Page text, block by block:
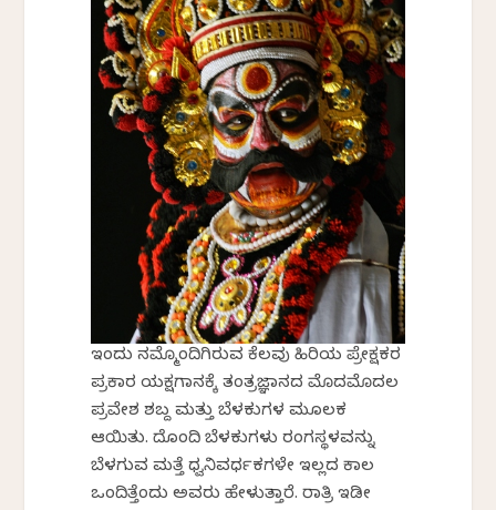
ಇಂದು ನಮ್ಮೊಂದಿಗಿರುವ ಕೆಲವು ಹಿರಿಯ ಪ್ರೇಕ್ಷಕರ
ಪ್ರಕಾರ ಯಕ್ಷಗಾನಕ್ಕೆ ತಂತ್ರಜ್ಞಾನದ ಮೊದಮೊದಲ
ಪ್ರವೇಶ ಶಬ್ದ ಮತ್ತು ಬೆಳಕುಗಳ ಮೂಲಕ
ಆಯಿತು. ದೊಂದಿ ಬೆಳಕುಗಳು ರಂಗಸ್ಥಳವನ್ನು
ಬೆಳಗುವ ಮತ್ತೆ ಧ್ವನಿವರ್ಧಕಗಳೇ ಇಲ್ಲದ ಕಾಲ
ಒಂದಿತ್ತೆಂದು ಅವರು ಹೇಳುತ್ತಾರೆ. ರಾತ್ರಿ ಇಡೀ